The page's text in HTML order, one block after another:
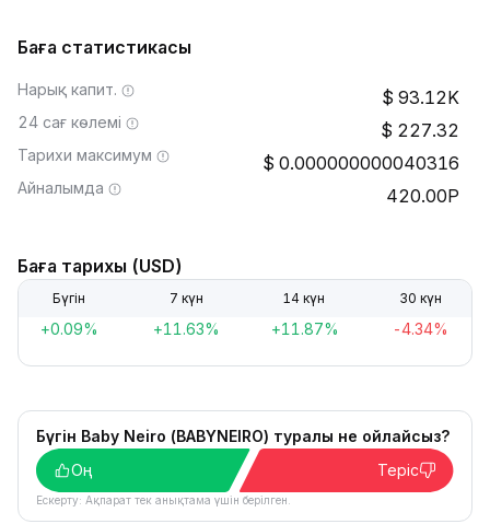
Баға статистикасы
Нарық капит. 93.12K
24 сағ көлемі 227.32
Тарихи максимум 0.000000000040316
Айналымда 420.00P
Баға тарихы (USD)
Бүгін 7 күн 14 күн 30 күн
+0.09% +11.63% +11.87% -4.34%
Бүгін Baby Neiro (BABYNEIRO) туралы не ойлайсыз?
Оң
Теріс
Ескерту: Ақпарат тек анықтама үшін берілген.